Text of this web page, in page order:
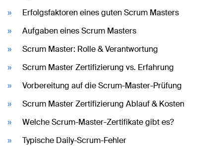
Erfolgsfaktoren eines guten Scrum Masters
Aufgaben eines Scrum Masters
Scrum Master: Rolle & Verantwortung
Scrum Master Zertifizierung vs. Erfahrung
Vorbereitung auf die Scrum-Master-Prüfung
Scrum Master Zertifizierung Ablauf & Kosten
Welche Scrum-Master-Zertifikate gibt es?
Typische Daily-Scrum-Fehler